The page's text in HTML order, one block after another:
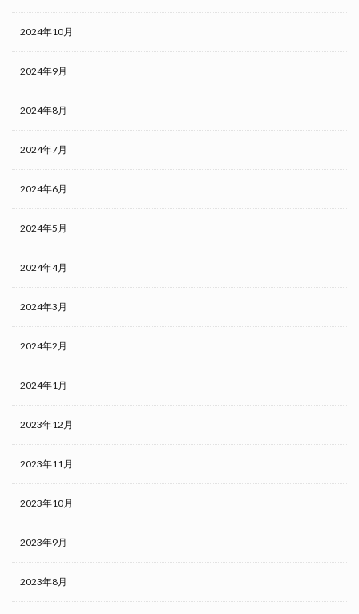
2024年10月
2024年9月
2024年8月
2024年7月
2024年6月
2024年5月
2024年4月
2024年3月
2024年2月
2024年1月
2023年12月
2023年11月
2023年10月
2023年9月
2023年8月